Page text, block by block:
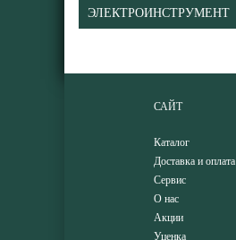
ЭЛЕКТРОИНСТРУМЕНТ
САЙТ
Каталог
Доставка и оплата
Сервис
О нас
Акции
Уценка